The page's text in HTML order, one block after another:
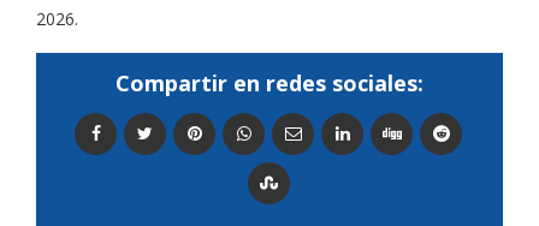
2026.
Compartir en redes sociales: